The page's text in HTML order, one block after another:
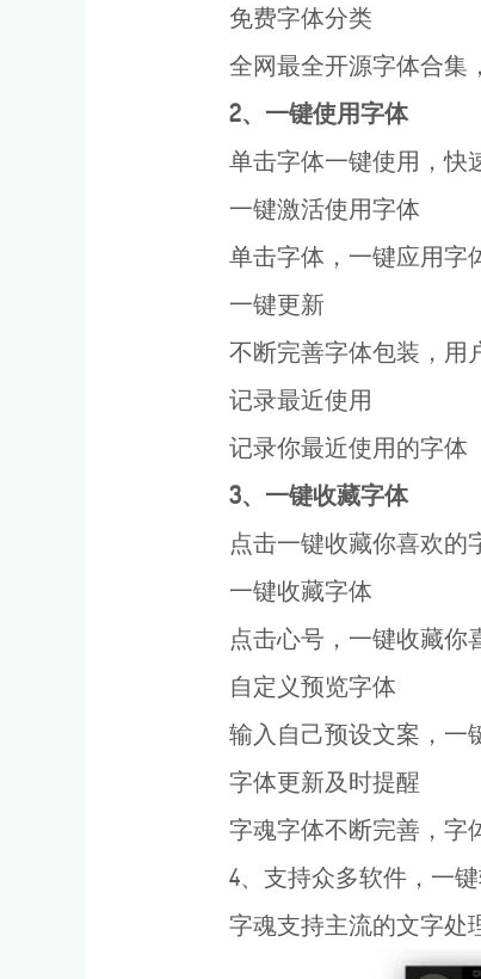
免费字体分类
全网最全开源字体合集
2、一键使用字体
单击字体一键使用，快
一键激活使用字体
单击字体，一键应用字
一键更新
不断完善字体包装，用
记录最近使用
记录你最近使用的字体
3、一键收藏字体
点击一键收藏你喜欢的
一键收藏字体
点击心号，一键收藏你
自定义预览字体
输入自己预设文案，一
字体更新及时提醒
字魂字体不断完善，字
4、支持众多软件，一
字魂支持主流的文字处